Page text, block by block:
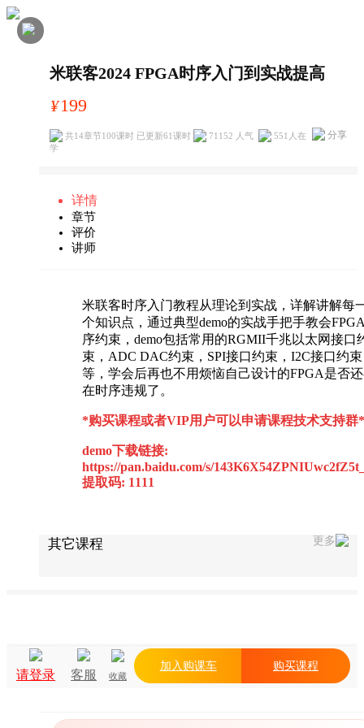
米联客2024 FPGA时序入门到实战提高
分享
¥199
共14章节100课时 已更新61课时 71152 人气 551 人在
学
详情
章节
评价
讲师
米联客时序入门教程从理论到实战，详解讲解每
个知识点，通过典型demo的实战手把手教会
序约束，demo包括常用的RGMII千兆以太网接口
束，ADC DAC约束，SPI接口约束，I2C接口约束
等，学会后再也不用烦恼自己设计的FPGA是否
在时序违规了。
*购买课程或者VIP用户可以申请课程技术支持群*
demo下载链接:
https://pan.baidu.com/s/
提取码: 1111
更多
其它课程
请登录 客服 收藏
加入购课车 购买课程